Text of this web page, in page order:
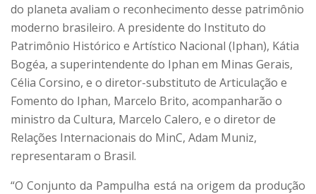
do planeta avaliam o reconhecimento desse patrimônio
moderno brasileiro. A presidente do Instituto do
Patrimônio Histórico e Artístico Nacional (Iphan), Kátia
Bogéa, a superintendente do Iphan em Minas Gerais,
Célia Corsino, e o diretor-substituto de Articulação e
Fomento do Iphan, Marcelo Brito, acompanharão o
ministro da Cultura, Marcelo Calero, e o diretor de
Relações Internacionais do MinC, Adam Muniz,
representaram o Brasil.
“O Conjunto da Pampulha está na origem da produção